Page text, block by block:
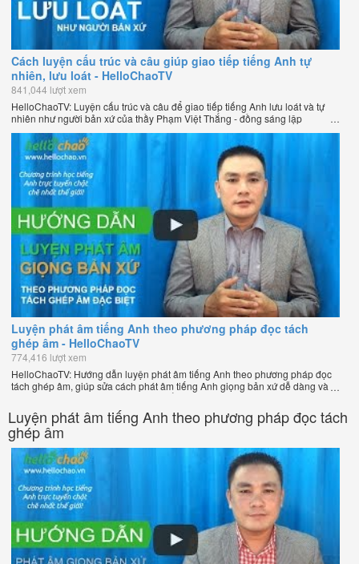
Cách luyện cấu trúc và câu giúp giao tiếp tiếng Anh tự
nhiên, lưu loát - HelloChaoTV
841,044 lượt xem
HelloChaoTV: Luyện cấu trúc và câu để giao tiếp tiếng Anh lưu loát và tự
nhiên như người bản xứ của thầy Phạm Việt Thắng - đồng sáng lập
HelloChao.vn - Trang web học tiếng Anh trực tuyến chặt chẽ nhất thế giới.
Luyện phát âm tiếng Anh theo phương pháp đọc tách
ghép âm - HelloChaoTV
774,416 lượt xem
HelloChaoTV: Hướng dẫn luyện phát âm tiếng Anh theo phương pháp đọc
tách ghép âm, giúp sửa cách phát âm tiếng Anh giọng bản xứ dễ dàng và
nhanh chóng của thầy Phạm Việt Thắng, đồng sáng lập HelloChao.vn -
Chương trình dạy tiếng Anh trực tuyến chặt chẽ nhất thế giới!
Luyện phát âm tiếng Anh theo phương pháp đọc tách
ghép âm